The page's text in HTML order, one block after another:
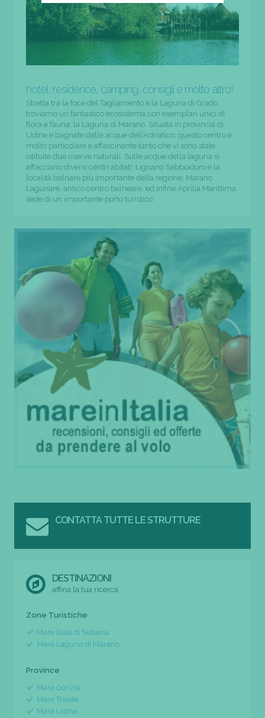
hotel, residence, camping, consigli e molto altro!
Stretta tra la foce del Tagliamento e la Laguna di Grado,
troviamo un fantastico ecosistema con esemplari unici di
flora e fauna; la Laguna di Marano. Situata in provincia di
Udine e bagnate dalle acque dell’Adriatico, questo centro è
molto particolare e affascinante tanto che vi sono state
istituite due riserve naturali. Sulle acque della laguna si
affacciano diversi centri abitati: Lignano Sabbiadoro è la
località balnare più importante della regione; Marano
Lagunare, antico centro balneare, ed infine Aprilia Marittima
sede di un importante porto turistico.
CONTATTA TUTTE LE STRUTTURE
DESTINAZIONI
affina la tua ricerca
Zone Turistiche
Mare Baia di Sistiana
Mare Laguna di Marano
Province
Mare Gorizia
Mare Trieste
Mare Udine